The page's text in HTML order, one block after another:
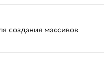
работу и
создания массивов